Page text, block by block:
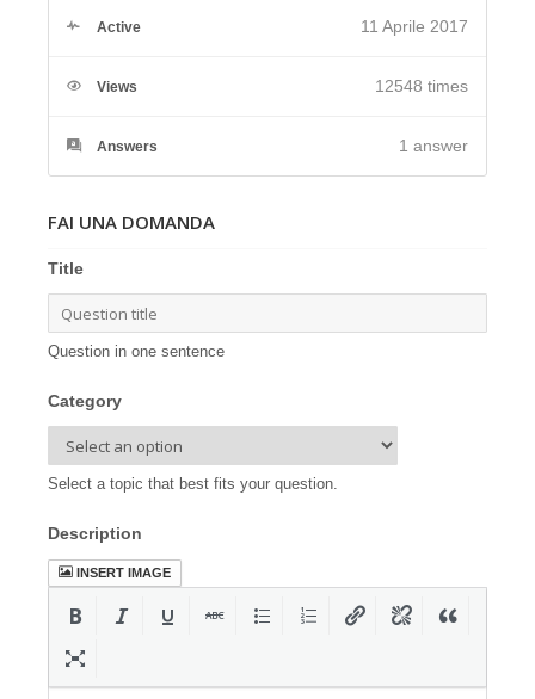
Active 11 Aprile 2017
Views 12548 times
Answers 1 answer
FAI UNA DOMANDA
Title
Question in one sentence
Category
Select a topic that best fits your question.
Description
INSERT IMAGE